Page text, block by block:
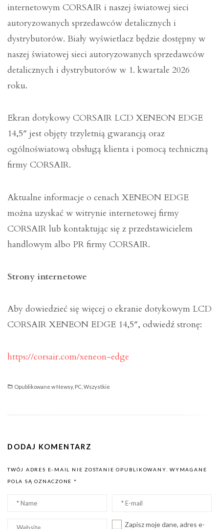
internetowym CORSAIR i naszej światowej sieci
autoryzowanych sprzedawców detalicznych i
dystrybutorów. Biały wyświetlacz będzie dostępny w
naszej światowej sieci autoryzowanych sprzedawców
detalicznych i dystrybutorów w 1. kwartale 2026
roku.
Ekran dotykowy CORSAIR LCD XENEON EDGE
14,5″ jest objęty trzyletnią gwarancją oraz
ogólnoświatową obsługą klienta i pomocą techniczną
firmy CORSAIR.
Aktualne informacje o cenach XENEON EDGE
można uzyskać w witrynie internetowej firmy
CORSAIR lub kontaktując się z przedstawicielem
handlowym albo PR firmy CORSAIR.
Strony internetowe
Aby dowiedzieć się więcej o ekranie dotykowym LCD
CORSAIR XENEON EDGE 14,5″, odwiedź stronę:
https://corsair.com/xeneon-edge
Opublikowane wNewsy, PC Wszystkie
DODAJ KOMENTARZ
TWÓJ ADRES E-MAIL NIE ZOSTANIE OPUBLIKOWANY.
WYMAGANE
POLA SĄ OZNACZONE *
Nazwa
Email
Witryna
Zapisz moje dane, adres e-